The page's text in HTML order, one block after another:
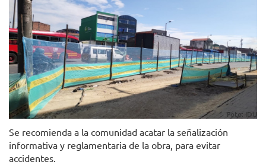
Foto: IDU
Se recomienda a la comunidad acatar la señalización
informativa y reglamentaria de la obra, para evitar
accidentes.